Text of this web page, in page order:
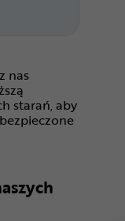
nas
starań, aby